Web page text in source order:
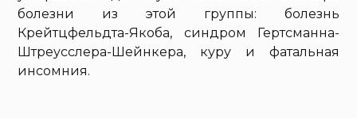
болезни из этой группы: болезнь
Крейтцфельдта-Якоба, синдром Гертсманна-
Штреусслера-Шейнкера, куру и фатальная
инсомния.